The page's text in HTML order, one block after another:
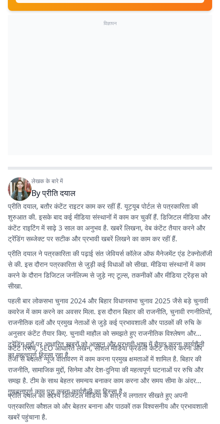
विज्ञापन
लेखक के बारे में
Byप्रीति दयाल
प्रीति दयाल, बतौर कंटेंट राइटर काम कर रहीं हैं. यूट्यूब पोर्टल से पत्रकारिता की
शुरुआत की. इसके बाद कई मीडिया संस्थानों में काम कर चुकीं हैं. डिजिटल मीडिया और
कंटेंट राइटिंग में साढ़े 3 साल का अनुभव है. खबरें लिखना, वेब कंटेंट तैयार करने और
ट्रेंडिंग सब्जेक्ट पर सटीक और प्रभावी खबरें लिखने का काम कर रहीं हैं.
प्रीति दयाल ने पत्रकारिता की पढ़ाई संत जेवियर्स कॉलेज ऑफ मैनेजमेंट एंड टेक्नोलॉजी
से की. इस दौरान पत्रकारिता से जुड़ी कई विधाओं को सीखा. मीडिया संस्थानों में काम
करने के दौरान डिजिटल जर्नलिज्म से जुड़े नए टूल्स, तकनीकों और मीडिया ट्रेंड्स को
सीखा.
पहली बार लोकसभा चुनाव 2024 और बिहार विधानसभा चुनाव 2025 जैसे बड़े चुनावी
कवरेज में काम करने का अवसर मिला. इस दौरान बिहार की राजनीति, चुनावी रणनीतियों,
राजनीतिक दलों और प्रमुख नेताओं से जुड़े कई प्रभावशाली और पाठकों की रुचि के
अनुसार कंटेंट तैयार किए. चुनावी माहौल को समझते हुए राजनीतिक विश्लेषण और
ट्रेंडिंग मुद्दों पर आधारित खबरों को आसान और प्रभावी भाषा में तैयार करना कार्यशैली
का महत्वपूर्ण हिस्सा रहा है.
कंटेंट रिसर्च, SEO आधारित लेखन, सोशल मीडिया फ्रेंडली कंटेंट तैयार करना और
तेजी से बदलते न्यूज वातावरण में काम करना प्रमुख क्षमताओं में शामिल है. बिहार की
राजनीति, सामाजिक मुद्दों, सिनेमा और देश-दुनिया की महत्वपूर्ण घटनाओं पर रुचि और
समझ है. टीम के साथ बेहतर समन्वय बनाकर काम करना और समय सीमा के अंदर
गुणवत्तापूर्ण काम पूरा करना कार्यशैली का हिस्सा है.
प्रीति दयाल का उद्देश्य डिजिटल मीडिया के क्षेत्र में लगातार सीखते हुए अपनी
पत्रकारिता कौशल को और बेहतर बनाना और पाठकों तक विश्वसनीय और प्रभावशाली
खबरें पहुंचाना है.